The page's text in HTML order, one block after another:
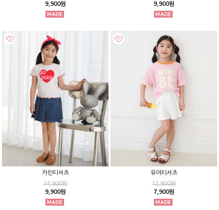
9,900원
9,900원
카린티셔츠
14,900원
9,900원
유어티셔츠
12,900원
7,900원